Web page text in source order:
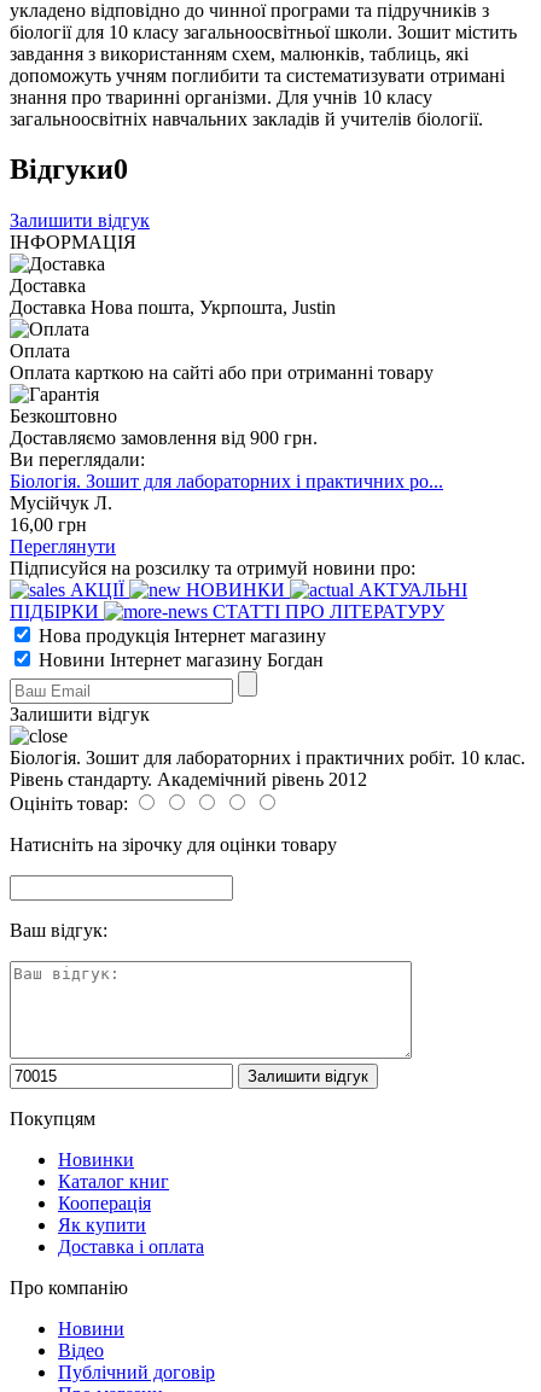
укладено відповідно до чинної програми та підручників з
біології для 10 класу загальноосвітньої школи. Зошит містить
завдання з використанням схем, малюнків, таблиць, які
допоможуть учням поглибити та систематизувати отримані
знання про тваринні організми. Для учнів 10 класу
загальноосвітніх навчальних закладів й учителів біології.
Відгуки0
Залишити відгук
ІНФОРМАЦІЯ
Доставка
Доставка Нова пошта, Укрпошта, Justin
Оплата
Оплата карткою на сайті або при отриманні товару
Безкоштовно
Доставляємо замовлення від 900 грн.
Ви переглядали:
Біологія. Зошит для лабораторних і практичних ро...
Мусійчук Л.
16,00 грн
Переглянути
Підписуйся на розсилку та отримуй новини про:
АКЦІЇ
НОВИНКИ
АКТУАЛЬНІ
ПІДБІРКИ
СТАТТІ ПРО ЛІТЕРАТУРУ
Нова продукція Інтернет магазину
Новини Інтернет магазину Богдан
Залишити відгук
Біологія. Зошит для лабораторних і практичних робіт. 10 клас.
Рівень стандарту. Академічний рівень 2012
Оцініть товар:
Натисніть на зірочку для оцінки товару
Ваш відгук:
Покупцям
Новинки
Каталог книг
Кооперація
Як купити
Доставка і оплата
Про компанію
Новини
Відео
Публічний договір